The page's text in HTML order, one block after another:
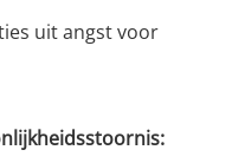
uit angst voor